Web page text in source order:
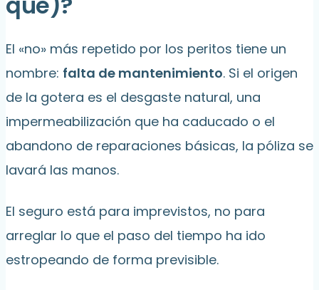
El «no» más repetido por los peritos tiene un
nombre: falta de mantenimiento. Si el origen
de la gotera es el desgaste natural, una
impermeabilización que ha caducado o el
abandono de reparaciones básicas, la póliza se
lavará las manos.
El seguro está para imprevistos, no para
arreglar lo que el paso del tiempo ha ido
estropeando de forma previsible.